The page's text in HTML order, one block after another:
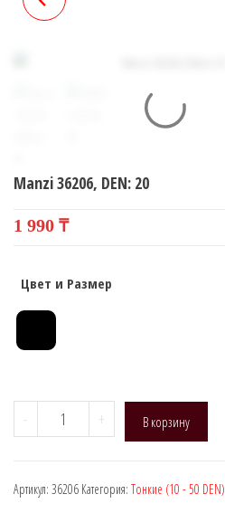
Manzi 36206, DEN: 20
1 990 ₸
Цвет и Размер
-
Количество
товара
DEN:
+ В корзину
Артикул: 36206 Категория: Тонкие (10 - 50 DEN)